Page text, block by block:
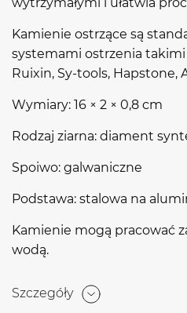
Kamienie ostrzące są
systemami ostrzenia takimi
Ruixin, Sy-tools, Hapstone,
Wymiary: 16 × 2 × 0,8 cm
Rodzaj ziarna: diament
Spoiwo: galwaniczne
Podstawa: stalowa na
Kamienie mogą pracować
wodą.
Szczegóły